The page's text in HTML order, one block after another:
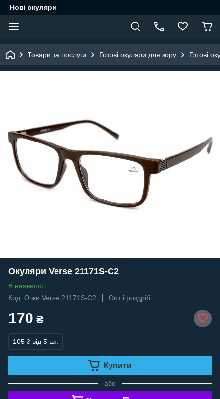
Нові окуляри
Товари та послуги Готові окуляри для зору Готові
Окуляри Verse 21171S-C2
В наявності
Код: Очки Verse 21171S-C2
Опт і роздріб
170 ₴
105 ₴ від 5 шт.
Купити
або